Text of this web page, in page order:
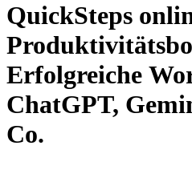
QuickSteps
Erfolgreiche
ChatGPT,
Co.